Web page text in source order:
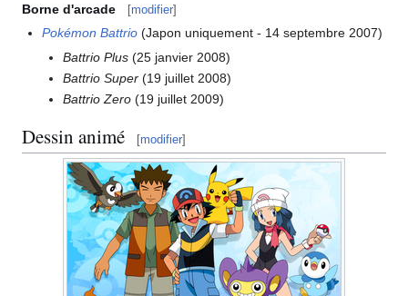
Borne d'arcade [modifier]
Pokémon Battrio (Japon uniquement - 14 septembre 2007)
Battrio Plus(25 janvier 2008)
Battrio Super(19 juillet 2008)
Battrio Zero(19 juillet 2009)
Dessin animé [modifier]